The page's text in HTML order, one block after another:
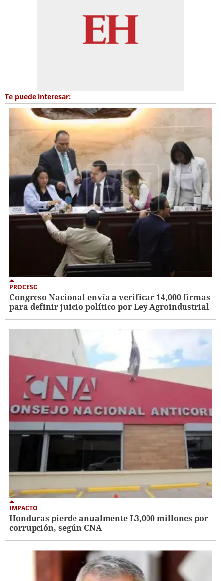
Te puede interesar:
PROCESO
Congreso Nacional envía a verificar 14,000 firmas
para definir juicio político por Ley Agroindustrial
IMPACTO
Honduras pierde anualmente L3,000 millones por
corrupción, según CNA